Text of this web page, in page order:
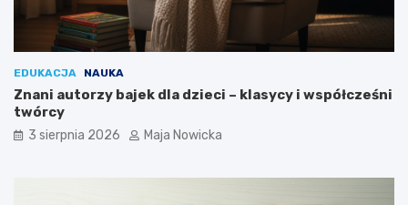
EDUKACJA NAUKA
Znani autorzy bajek dla dzieci – klasycy i współcześni
twórcy
3 sierpnia 2026 Maja Nowicka